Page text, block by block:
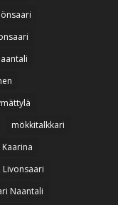
mökkitalkkari
Naantali